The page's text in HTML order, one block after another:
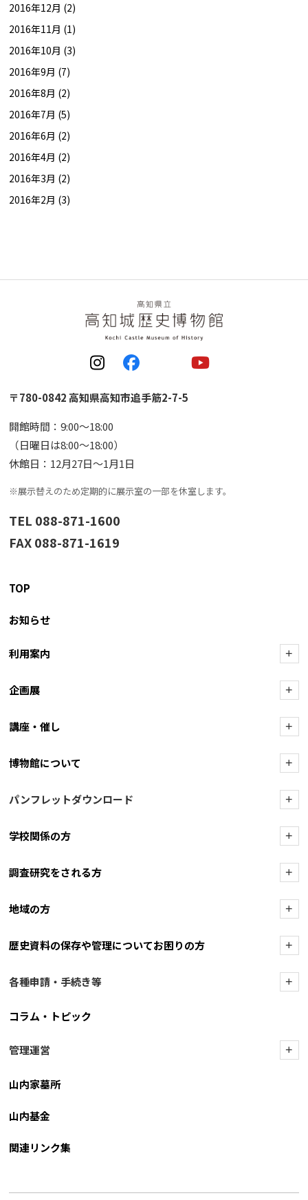
2016年12月 (2)
2016年11月 (1)
2016年10月 (3)
2016年9月 (7)
2016年8月 (2)
2016年7月 (5)
2016年6月 (2)
2016年4月 (2)
2016年3月 (2)
2016年2月 (3)
〒780-0842 高知県高知市追手筋2-7-5
開館時間：9:00〜18:00
（日曜日は8:00〜18:00）
休館日：12月27日〜1月1日
※展示替えのため定期的に展示室の一部を休室します。
TEL 088-871-1600
FAX 088-871-1619
TOP
お知らせ
利用案内 +
企画展 +
講座・催し +
博物館について +
パンフレットダウンロード +
学校関係の方 +
調査研究をされる方 +
地域の方 +
歴史資料の保存や管理についてお困りの方 +
各種申請・手続き等 +
コラム・トピック
管理運営 +
山内家墓所
山内基金
関連リンク集